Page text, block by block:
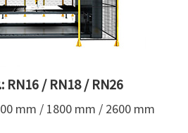
RN16 / RN18 / RN26
mm / 1800 mm / 2600 mm